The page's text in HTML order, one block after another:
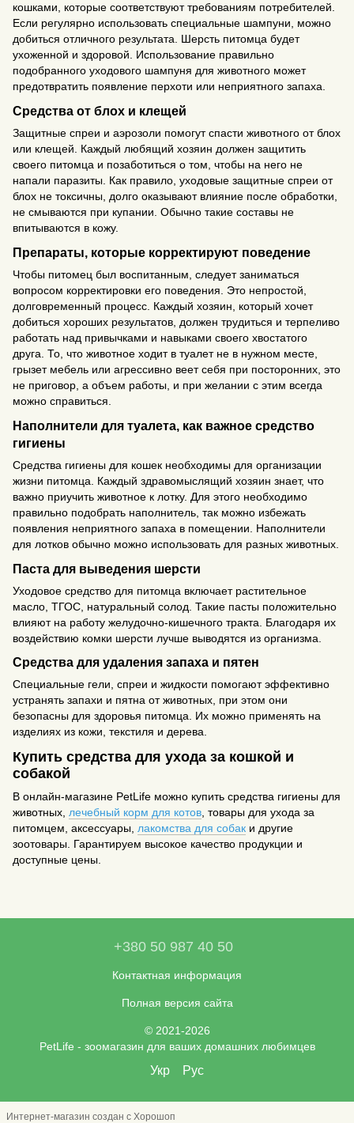
кошками, которые соответствуют требованиям потребителей.
Если регулярно использовать специальные шампуни, можно
добиться отличного результата. Шерсть питомца будет
ухоженной и здоровой. Использование правильно
подобранного уходового шампуня для животного может
предотвратить появление перхоти или неприятного запаха.
Средства от блох и клещей
Защитные спреи и аэрозоли помогут спасти животного от блох
или клещей. Каждый любящий хозяин должен защитить
своего питомца и позаботиться о том, чтобы на него не
напали паразиты. Как правило, уходовые защитные спреи от
блох не токсичны, долго оказывают влияние после обработки,
не смываются при купании. Обычно такие составы не
впитываются в кожу.
Препараты, которые корректируют поведение
Чтобы питомец был воспитанным, следует заниматься
вопросом корректировки его поведения. Это непростой,
долговременный процесс. Каждый хозяин, который хочет
добиться хороших результатов, должен трудиться и терпеливо
работать над привычками и навыками своего хвостатого
друга. То, что животное ходит в туалет не в нужном месте,
грызет мебель или агрессивно веет себя при посторонних, это
не приговор, а объем работы, и при желании с этим всегда
можно справиться.
Наполнители для туалета, как важное средство
гигиены
Средства гигиены для кошек необходимы для организации
жизни питомца. Каждый здравомыслящий хозяин знает, что
важно приучить животное к лотку. Для этого необходимо
правильно подобрать наполнитель, так можно избежать
появления неприятного запаха в помещении. Наполнители
для лотков обычно можно использовать для разных животных.
Паста для выведения шерсти
Уходовое средство для питомца включает растительное
масло, ТГОС, натуральный солод. Такие пасты положительно
влияют на работу желудочно-кишечного тракта. Благодаря их
воздействию комки шерсти лучше выводятся из организма.
Средства для удаления запаха и пятен
Специальные гели, спреи и жидкости помогают эффективно
устранять запахи и пятна от животных, при этом они
безопасны для здоровья питомца. Их можно применять на
изделиях из кожи, текстиля и дерева.
Купить средства для ухода за кошкой и
собакой
В онлайн-магазине PetLife можно купить средства гигиены для
животных, лечебный корм для котов , товары для ухода за
питомцем, аксессуары, лакомства для собак и другие
зоотовары. Гарантируем высокое качество продукции и
доступные цены.
+380 50 987 40 50
Контактная информация
Полная версия сайта
© 2021-2026
PetLife - зоомагазин для ваших домашних любимцев
Укр Рус
Интернет-магазин создан с Хорошоп